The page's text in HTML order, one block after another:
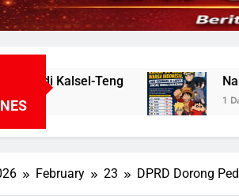
Nama Tokoh
1 Day Ago
February 23 DPRD Dorong